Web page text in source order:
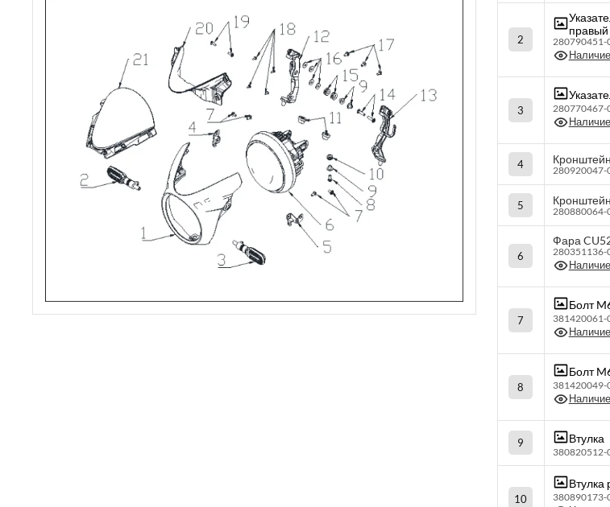
2
правый
280790451-
3 280770467-
4 280920047-
5 280880064-
6
Фара
280351136-
7
Болт
381420061-
8
Болт
381420049-
9 Втулка
380820512-
10
Втулка
380890173-